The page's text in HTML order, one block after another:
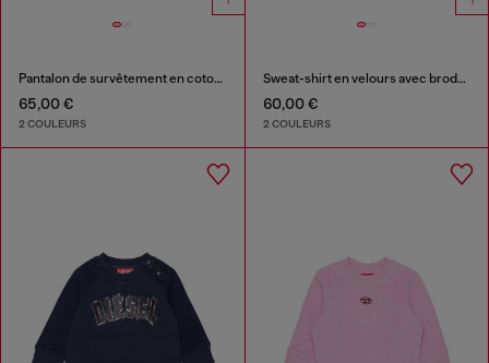
Pantalon de survêtement en coton avec imprimé Diesel Industry
65,00 €
2 COULEURS
Sweat-shirt en velours avec broderie Oval D
60,00 €
2 COULEURS